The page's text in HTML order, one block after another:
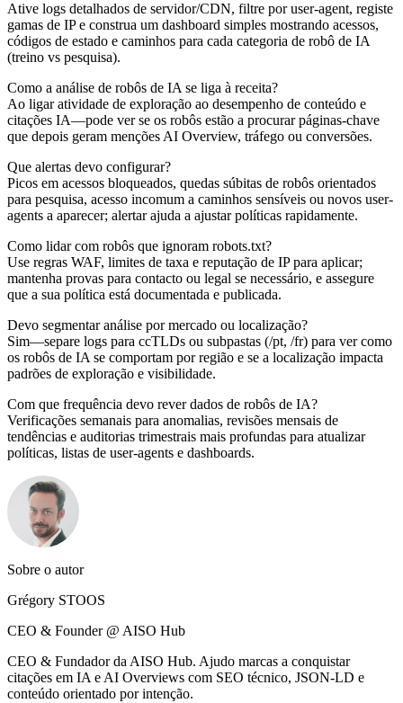
Ative logs detalhados de servidor/CDN, filtre por user-agent, registe
gamas de IP e construa um dashboard simples mostrando acessos,
códigos de estado e caminhos para cada categoria de robô de IA
(treino vs pesquisa).
Como a análise de robôs de IA se liga à receita?
Ao ligar atividade de exploração ao desempenho de conteúdo e
citações IA—pode ver se os robôs estão a procurar páginas-chave
que depois geram menções AI Overview, tráfego ou conversões.
Que alertas devo configurar?
Picos em acessos bloqueados, quedas súbitas de robôs orientados
para pesquisa, acesso incomum a caminhos sensíveis ou novos user-
agents a aparecer; alertar ajuda a ajustar políticas rapidamente.
Como lidar com robôs que ignoram robots.txt?
Use regras WAF, limites de taxa e reputação de IP para aplicar;
mantenha provas para contacto ou legal se necessário, e assegure
que a sua política está documentada e publicada.
Devo segmentar análise por mercado ou localização?
Sim—separe logs para ccTLDs ou subpastas (/pt, /fr) para ver como
os robôs de IA se comportam por região e se a localização impacta
padrões de exploração e visibilidade.
Com que frequência devo rever dados de robôs de IA?
Verificações semanais para anomalias, revisões mensais de
tendências e auditorias trimestrais mais profundas para atualizar
políticas, listas de user-agents e dashboards.
Sobre o autor
Grégory STOOS
CEO & Founder @ AISO Hub
CEO & Fundador da AISO Hub. Ajudo marcas a conquistar
citações em IA e AI Overviews com SEO técnico, JSON-LD e
conteúdo orientado por intenção.